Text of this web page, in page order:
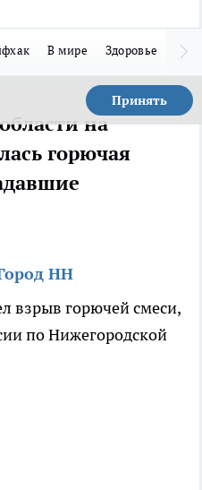
В мире Здоровье
Принять
на
горючая
НН
взрыв горючей смеси,
по Нижегородской